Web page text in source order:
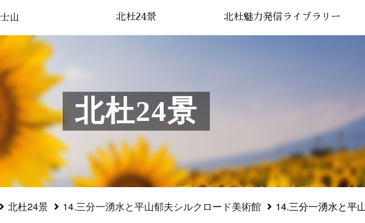
山 北杜24景 北杜魅力発信ライブラリー
北杜24景
北杜24景 14.三分一湧水と平山郁夫シルクロード美術館 14.三分一湧水と平